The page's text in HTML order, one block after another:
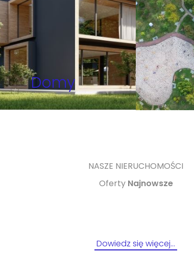
Domy
NASZE NIERUCHOMOŚCI
Oferty Najnowsze
Dowiedz się więcej…